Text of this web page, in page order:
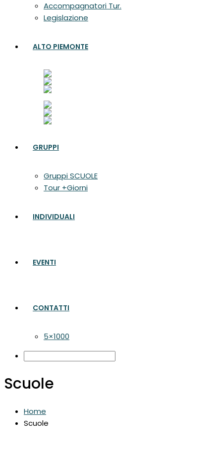
Accompagnatori Tur.
Legislazione
ALTO PIEMONTE
GRUPPI
Gruppi SCUOLE
Tour +Giorni
INDIVIDUALI
EVENTI
CONTATTI
5×1000
Scuole
Home
Scuole